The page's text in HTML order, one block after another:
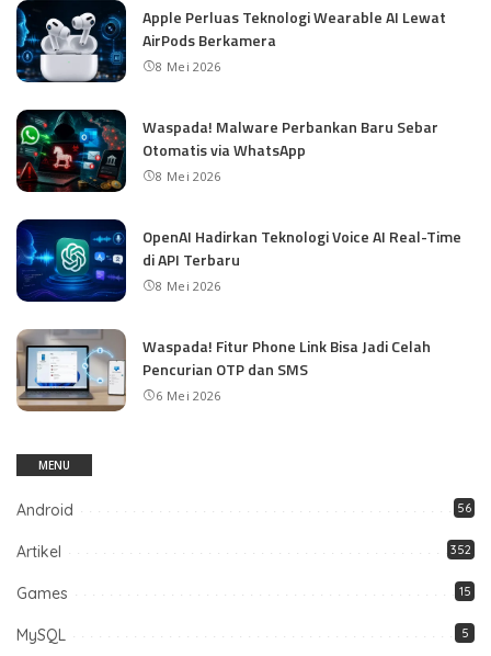
Apple Perluas Teknologi Wearable AI Lewat
AirPods Berkamera
8 Mei 2026
Waspada! Malware Perbankan Baru Sebar
Otomatis via WhatsApp
8 Mei 2026
OpenAI Hadirkan Teknologi Voice AI Real-Time
di API Terbaru
8 Mei 2026
Waspada! Fitur Phone Link Bisa Jadi Celah
Pencurian OTP dan SMS
6 Mei 2026
MENU
Android 56
Artikel 352
Games 15
MySQL 5